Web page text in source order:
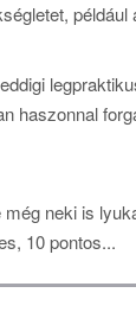
például
haszonnal
neki is
10 pontos...